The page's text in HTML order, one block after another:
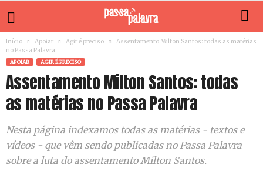
Início Apoiar Agir é preciso
Assentamento Milton Santos: todas as matérias
no Passa Palavra
APOIAR AGIR É PRECISO
Assentamento Milton Santos: todas
as matérias no Passa Palavra
Nesta página indexamos todas as matérias - textos e
vídeos - que vêm sendo publicadas no Passa Palavra
sobre a luta do assentamento Milton Santos.